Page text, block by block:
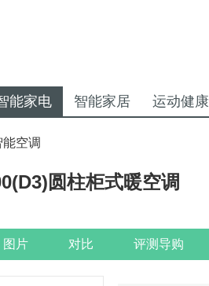
能家电 智能家居 运动健康
能空调
圆柱柜式暖空调
图片 对比 评测导购